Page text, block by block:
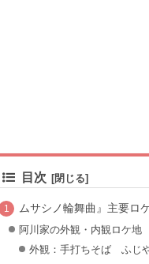
目次
ムサシノ輪舞曲』主要ロ
阿川家の外観・内観ロケ地
外観：手打ちそば ふじ